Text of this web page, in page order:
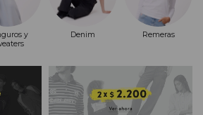
y
Denim Remeras